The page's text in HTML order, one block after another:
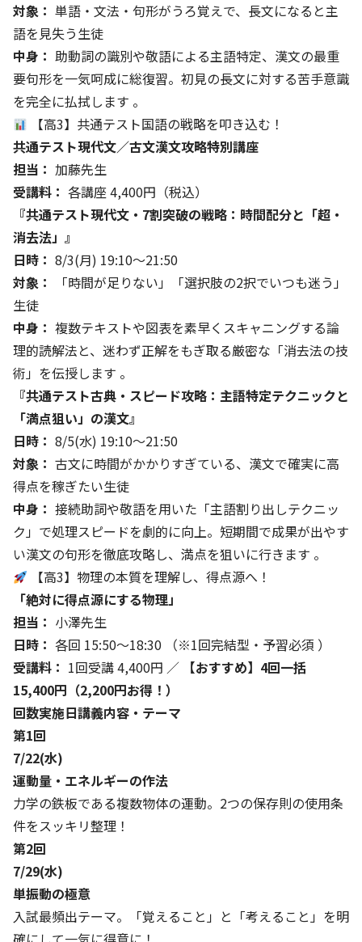
対象： 単語・文法・句形がうろ覚えで、長文になると主
語を見失う生徒
中身： 助動詞の識別や敬語による主語特定、漢文の最重
要句形を一気呵成に総復習。初見の長文に対する苦手意識
を完全に払拭します 。
【高3】共通テスト国語の戦略を叩き込む！
共通テスト現代文／古文漢文攻略特別講座
担当： 加藤先生
受講料： 各講座 4,400円（税込）
『共通テスト現代文・7割突破の戦略：時間配分と「超・
消去法」』
日時： 8/3(月) 19:10〜21:50
対象：
「時間が足りない」「選択肢の2択でいつも迷う」
生徒
中身： 複数テキストや図表を素早くスキャニングする論
理的読解法と、迷わず正解をもぎ取る厳密な「消去法の技
術」を伝授します 。
『共通テスト古典・スピード攻略：主語特定テクニックと
「満点狙い」の漢文』
日時： 8/5(水) 19:10〜21:50
対象： 古文に時間がかかりすぎている、漢文で確実に高
得点を稼ぎたい生徒
中身： 接続助詞や敬語を用いた「主語割り出しテクニッ
ク」で処理スピードを劇的に向上。短期間で成果が出やす
い漢文の句形を徹底攻略し、満点を狙いに行きます 。
【高3】物理の本質を理解し、得点源へ！
「絶対に得点源にする物理」
担当： 小澤先生
日時： 各回 15:50〜18:30 （※1回完結型・予習必須 ）
受講料： 1回受講 4,400円 ／ 【おすすめ】4回一括
15,400円（2,200円お得！）
回数実施日講義内容・テーマ
第1回
7/22(水)
運動量・エネルギーの作法
力学の鉄板である複数物体の運動。2つの保存則の使用条
件をスッキリ整理！
第2回
7/29(水)
単振動の極意
入試最頻出テーマ。「覚えること」と「考えること」を明